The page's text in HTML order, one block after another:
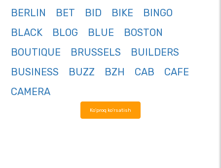
BERLIN
BET BID BIKE
BINGO
BLACK
BLOG BLUE
BOSTON
BOUTIQUE
BRUSSELS
BUILDERS
BUSINESS
BUZZ BZH CAB
CAFE
CAMERA
Ko'proq ko'rsatish